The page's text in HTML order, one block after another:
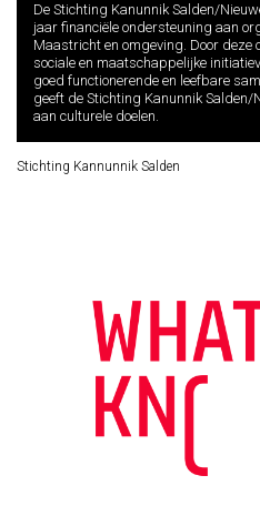
De Stichting Kanunnik Salden/
jaar financiële ondersteuning aan
Maastricht en omgeving. Door deze
sociale en maatschappelijke
goed functionerende en leefbare
geeft de Stichting Kanunnik
aan culturele doelen.
Stichting Kannunnik Salden